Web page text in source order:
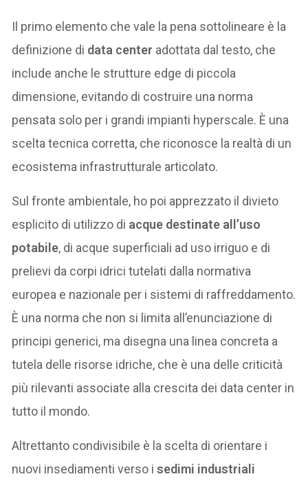
Il primo elemento che vale la pena sottolineare è la
definizione di data center adottata dal testo, che
include anche le strutture edge di piccola
dimensione, evitando di costruire una norma
pensata solo per i grandi impianti hyperscale. È una
scelta tecnica corretta, che riconosce la realtà di un
ecosistema infrastrutturale articolato.
Sul fronte ambientale, ho poi apprezzato il divieto
esplicito di utilizzo di acque destinate all’uso
potabile, di acque superficiali ad uso irriguo e di
prelievi da corpi idrici tutelati dalla normativa
europea e nazionale per i sistemi di raffreddamento.
È una norma che non si limita all’enunciazione di
principi generici, ma disegna una linea concreta a
tutela delle risorse idriche, che è una delle criticità
più rilevanti associate alla crescita dei data center in
tutto il mondo.
Altrettanto condivisibile è la scelta di orientare i
nuovi insediamenti verso isedimi industriali